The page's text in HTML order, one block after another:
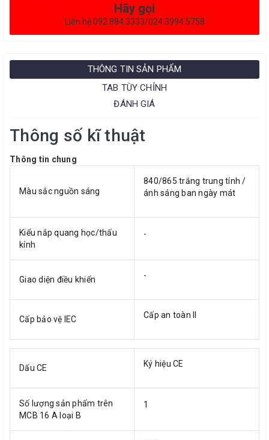
Hãy gọi
Liên hệ 092.884.3333/024.3994.5758
THÔNG TIN SẢN PHẨM
TAB TÙY CHỈNH
ĐÁNH GIÁ
Thông số kĩ thuật
Thông tin chung
Màu sắc nguồn sáng
840/865 trắng trung tính /
ánh sáng ban ngày mát
Kiểu nắp quang học/thấu
kính
-
Giao diện điều khiển -
Cấp bảo vệ IEC Cấp an toàn II
Dấu CE Ký hiệu CE
Số lượng sản phẩm trên
MCB 16 A loại B
1